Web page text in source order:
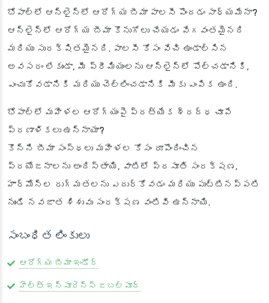
భోపాల్‌లో ఆన్‌లైన్‌లో ఆరోగ్య బీమా పాలసీ పొందడం సాధ్యమేనా?
ఆన్‌లైన్‌లో ఆరోగ్య బీమా కొనుగోలు చేయడం వేగవంతమైనది
మరియు సురక్షితమైనది. పాలసీ కోసం వేచి ఉండాల్సిన
అవసరం లేకుండా, మీ ప్రీమియంలను ఆన్‌లైన్‌లో పోల్చడానికి,
ఎంచుకోవడానికి మరియు చెల్లించడానికి మీకు ఎంపిక ఉంది.
భోపాల్‌లో మహిళల ఆరోగ్యంపై ప్రత్యేక శ్రద్ధ చూపే
ప్రణాళికలు ఉన్నాయా?
కొన్ని బీమా సంస్థలు మహిళల కోసం రూపొందించిన
ప్రయోజనాలను అందిస్తాయి, వాటిలో ప్రసూతి సంరక్షణ,
హార్మోన్ల రుగ్మతలను ఎదుర్కోవడం మరియు పుట్టినప్పటి
నుండి నవజాత శిశువు సంరక్షణ వంటివి ఉన్నాయి.
సంబంధిత లింకులు
ఆరోగ్య బీమా ఇండోర్
హెల్త్ ఇన్సూరెన్స్ జబల్పూర్